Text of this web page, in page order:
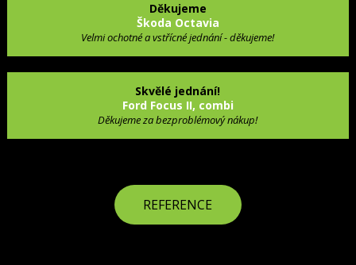
Děkujeme
Škoda Octavia
Velmi ochotné a vstřícné jednání - děkujeme!
Skvělé jednání!
Ford Focus II, combi
Děkujeme za bezproblémový nákup!
REFERENCE